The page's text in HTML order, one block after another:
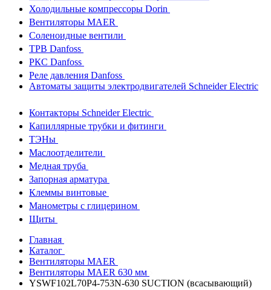
Холодильные компрессоры Dorin
Вентиляторы MAER
Соленоидные вентили
ТРВ Danfoss
РКС Danfoss
Реле давления Danfoss
Автоматы защиты электродвигателей Schneider Electric
Контакторы Schneider Electric
Капиллярные трубки и фитинги
ТЭНы
Маслоотделители
Медная труба
Запорная арматура
Клеммы винтовые
Манометры с глицерином
Щиты
Главная
Каталог
Вентиляторы MAER
Вентиляторы MAER 630 мм
YSWF102L70P4-753N-630 SUCTION (всасывающий)